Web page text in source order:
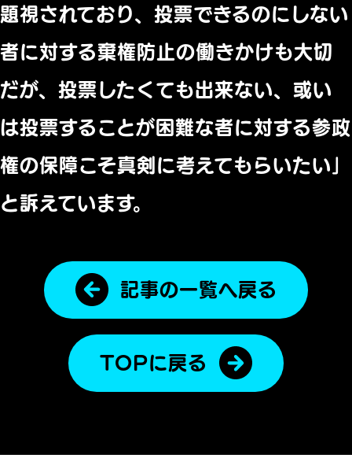
題視されており、投票できるのにしない
者に対する棄権防止の働きかけも大切
だが、投票したくても出来ない、或い
は投票することが困難な者に対する参政
権の保障こそ真剣に考えてもらいたい」
と訴えています。
記事の一覧へ戻る
TOPに戻る